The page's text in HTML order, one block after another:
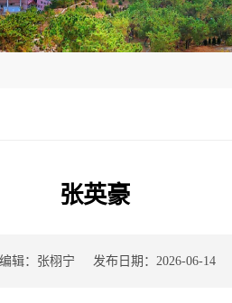
张英豪
编辑：张栩宁 发布日期：2026-06-14